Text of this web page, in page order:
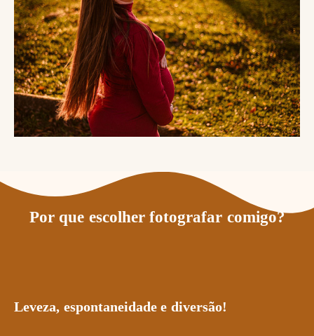
Por que escolher fotografar comigo?
Leveza, espontaneidade e diversão!